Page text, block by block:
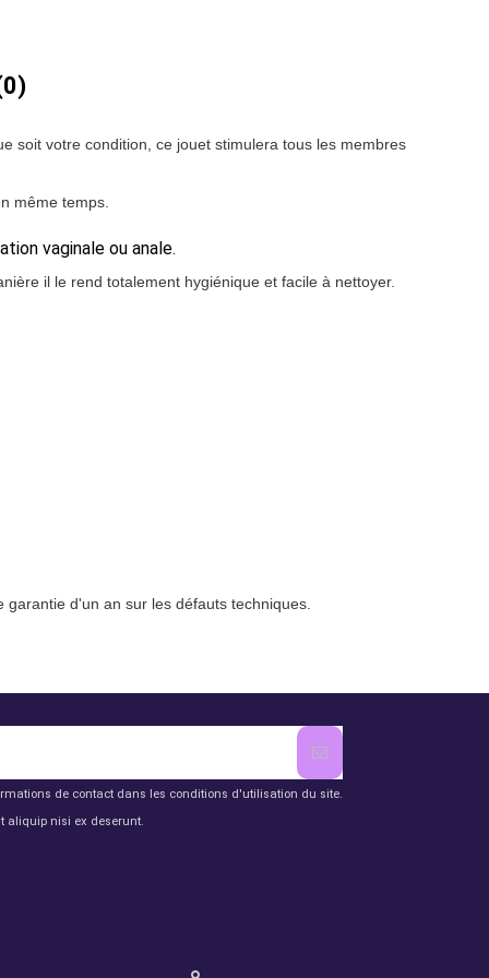
soit votre condition, ce jouet stimulera tous les membres
même temps.
vaginale ou anale.
il le rend totalement hygiénique et facile à nettoyer.
d'un an sur les défauts techniques.
de contact dans les conditions d'utilisation du site.
aliquip nisi ex deserunt.